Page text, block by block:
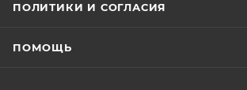
ПОЛИТИКИ И СОГЛАСИЯ
ПОМОЩЬ